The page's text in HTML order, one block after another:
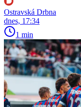
Ostravská Drbna
dnes, 17:34
1 min